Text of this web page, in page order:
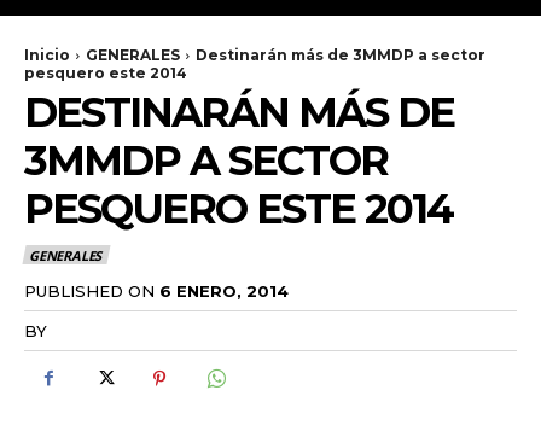
Inicio GENERALES
Destinarán más de 3MMDP a sector
pesquero este 2014
DESTINARÁN MÁS DE
3MMDP A SECTOR
PESQUERO ESTE 2014
GENERALES
PUBLISHED ON 6 ENERO, 2014
BY